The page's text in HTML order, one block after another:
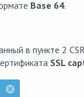
Base 64.
в пункте 2
SSL